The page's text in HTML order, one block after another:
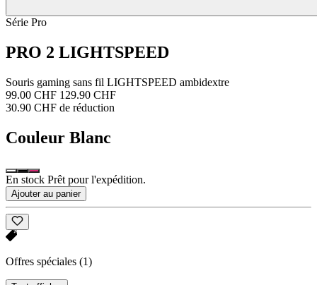
Série Pro
PRO 2 LIGHTSPEED
Souris gaming sans fil LIGHTSPEED ambidextre
99.00 CHF 129.90 CHF
30.90 CHF de réduction
Couleur Blanc
En stock Prêt pour l'expédition.
Ajouter au panier
Offres spéciales (1)